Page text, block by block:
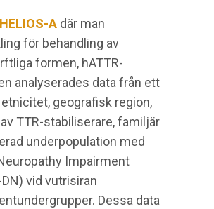
Adär man
för behandling av
formen, hATTR-
analyserades data från ett
geografisk region,
TTR-stabiliserare, familjär
underpopulation med
Impairment
vid vutrisiran
Dessa data